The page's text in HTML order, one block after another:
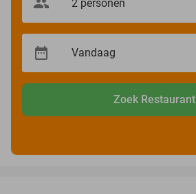
Zoek Restaurant